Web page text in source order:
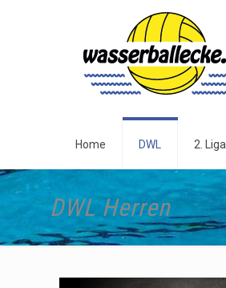
Home DWL 2. Liga
DWL Herren